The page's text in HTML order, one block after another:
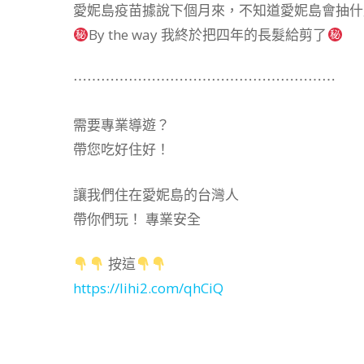
愛妮島疫苗據說下個月來，不知道愛妮島會抽
By the way 我終於把四年的長髮給剪了
⋯⋯⋯⋯⋯⋯⋯⋯⋯⋯⋯⋯⋯⋯⋯⋯⋯⋯⋯
需要專業導遊？
帶您吃好住好！
讓我們住在愛妮島的台灣人
帶你們玩！ 專業安全
按這
https://lihi2.com/qhCiQ